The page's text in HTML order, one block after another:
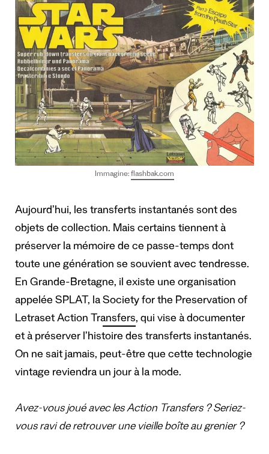
Immagine: flashbak.com
Aujourd’hui, les transferts instantanés sont des
objets de collection. Mais certains tiennent à
préserver la mémoire de ce passe-temps dont
toute une génération se souvient avec tendresse.
En Grande-Bretagne, il existe une organisation
appelée SPLAT, la Society for the Preservation of
Letraset Action Transfers, qui vise à documenter
et à préserver l’histoire des transferts instantanés.
On ne sait jamais, peut-être que cette technologie
vintage reviendra un jour à la mode.
Avez-vous joué avec les Action Transfers ? Seriez-
vous ravi de retrouver une vieille boîte au grenier ?